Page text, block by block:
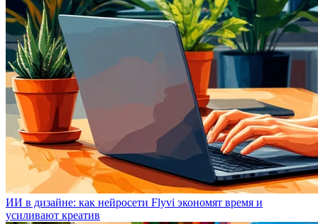
ИИ в дизайне: как нейросети Flyvi экономят время и
усиливают креатив